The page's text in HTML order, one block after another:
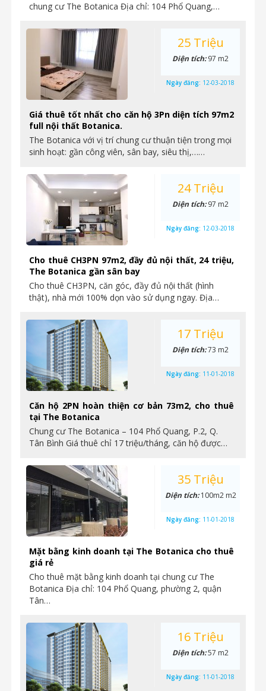
chung cư The Botanica Địa chỉ: 104 Phổ Quang,…
Giá thuê tốt nhất cho căn hộ 3Pn diện tích 97m2
full nội thất Botanica.
The Botanica với vị trí chung cư thuận tiện trong mọi
sinh hoạt: gần công viên, sân bay, siêu thị,……
25 Triệu
Diện tích:97 m2
Ngày đăng: 12-03-2018
Cho thuê CH3PN 97m2, đầy đủ nội thất, 24 triệu,
The Botanica gần sân bay
Cho thuê CH3PN, căn góc, đầy đủ nội thất (hình
thật), nhà mới 100% dọn vào sử dụng ngay. Địa…
24 Triệu
Diện tích:97 m2
Ngày đăng: 12-03-2018
Căn hộ 2PN hoàn thiện cơ bản 73m2, cho thuê
tại The Botanica
Chung cư The Botanica – 104 Phổ Quang, P.2, Q.
Tân Bình Giá thuê chỉ 17 triệu/tháng, căn hộ được…
17 Triệu
Diện tích:73 m2
Ngày đăng: 11-01-2018
Mặt bằng kinh doanh tại The Botanica cho thuê
giá rẻ
Cho thuê mặt bằng kinh doanh tại chung cư The
Botanica Địa chỉ: 104 Phổ Quang, phường 2, quận
Tân…
35 Triệu
Diện tích:100m2 m2
Ngày đăng: 11-01-2018
16 Triệu
Diện tích:57 m2
Ngày đăng: 11-01-2018